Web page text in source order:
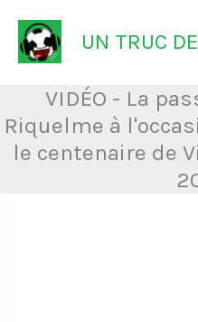
Aller
au
contenu
UN TRUC
VIDÉO - La
Riquelme à
le centenaire de